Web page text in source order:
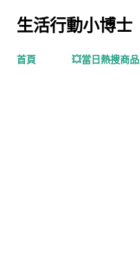
生活行動小博士
首頁 💥當日熱搜商品